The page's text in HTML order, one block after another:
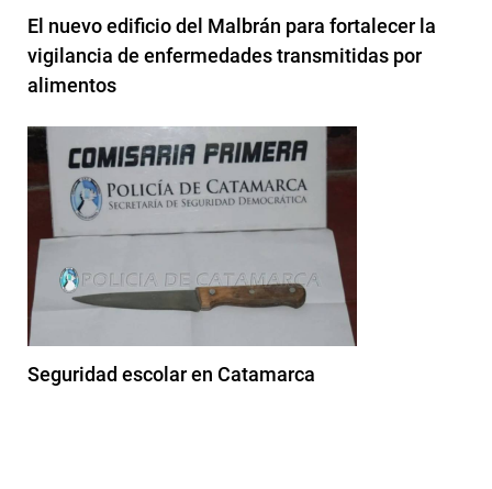
El nuevo edificio del Malbrán para fortalecer la
vigilancia de enfermedades transmitidas por
alimentos
Seguridad escolar en Catamarca